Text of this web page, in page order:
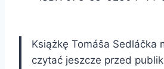
Książkę Tomáša Sedláčka
czytać jeszcze przed